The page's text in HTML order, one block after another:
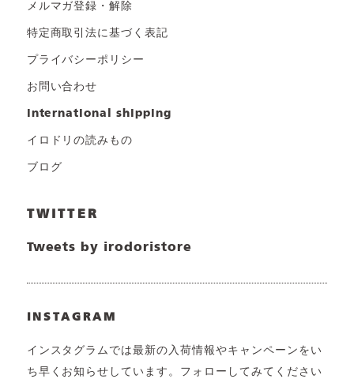
メルマガ登録・解除
特定商取引法に基づく表記
プライバシーポリシー
お問い合わせ
international shipping
イロドリの読みもの
ブログ
TWITTER
Tweets by irodoristore
INSTAGRAM
インスタグラムでは最新の入荷情報やキャンペーンをい
ち早くお知らせしています。フォローしてみてください